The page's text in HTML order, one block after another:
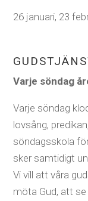
26 januari, 23
Varje söndag
Varje söndag
lovsång,
söndagsskola
sker samtidigt
Vi vill att våra
möta Gud, att